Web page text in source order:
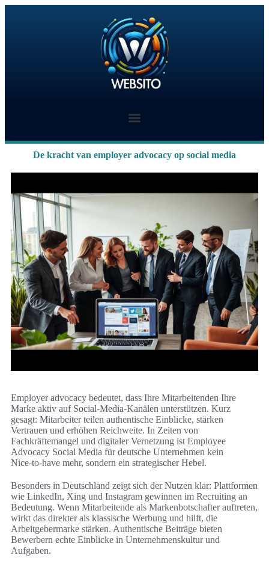
De kracht van employer advocacy op social media
Employer advocacy bedeutet, dass Ihre Mitarbeitenden Ihre
Marke aktiv auf Social‑Media‑Kanälen unterstützen. Kurz
gesagt: Mitarbeiter teilen authentische Einblicke, stärken
Vertrauen und erhöhen Reichweite. In Zeiten von
Fachkräftemangel und digitaler Vernetzung ist Employee
Advocacy Social Media für deutsche Unternehmen kein
Nice‑to‑have mehr, sondern ein strategischer Hebel.
Besonders in Deutschland zeigt sich der Nutzen klar: Plattformen
wie LinkedIn, Xing und Instagram gewinnen im Recruiting an
Bedeutung. Wenn Mitarbeitende als Markenbotschafter auftreten,
wirkt das direkter als klassische Werbung und hilft, die
Arbeitgebermarke stärken. Authentische Beiträge bieten
Bewerbern echte Einblicke in Unternehmenskultur und
Aufgaben.